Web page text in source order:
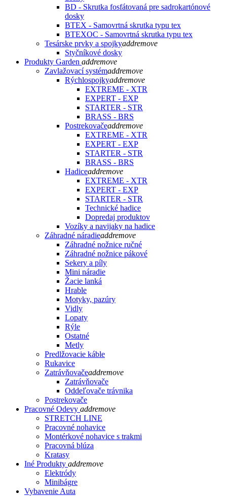
BD - Skrutka fosfátovaná pre sadrokartónové
dosky
BTEX - Samovrtná skrutka typu tex
BTEXOC - Samovrtná skrutka typu tex
Tesárske prvky a spojkyaddremove
Styčníkové dosky
Produkty Garden addremove
Zavlažovací systémaddremove
Rýchlospojkyaddremove
EXTREME - XTR
EXPERT - EXP
STARTER - STR
BRASS - BRS
Postrekovačeaddremove
EXTREME - XTR
EXPERT - EXP
STARTER - STR
BRASS - BRS
Hadiceaddremove
EXTREME - XTR
EXPERT - EXP
STARTER - STR
Technické hadice
Dopredaj produktov
Vozíky a navijaky na hadice
Záhradné náradieaddremove
Záhradné nožnice ručné
Záhradné nožnice pákové
Sekery a píly
Mini náradie
Žacie lanká
Hrable
Motyky, pazúry
Vidly
Lopaty
Rýle
Ostatné
Metly
Predlžovacie káble
Rukavice
Zatrávňovačeaddremove
Zatrávňovače
Oddeľovače trávnika
Postrekovače
Pracovné Odevy addremove
STRETCH LINE
Pracovné nohavice
Montérkové nohavice s trakmi
Pracovná blúza
Kratasy
Iné Produkty addremove
Elektródy
Minibágre
Vybavenie Auta